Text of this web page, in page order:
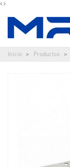
Inicio Productos